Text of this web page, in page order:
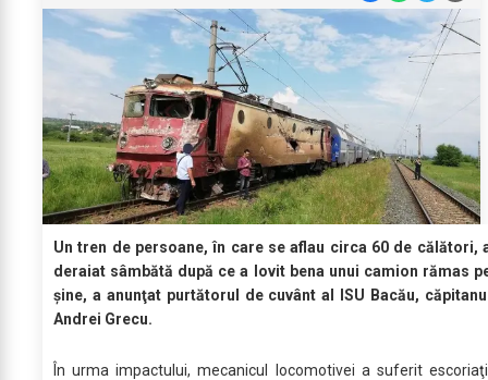
Un tren de persoane, în care se aflau circa 60 de călători,
deraiat sâmbătă după ce a lovit bena unui camion rămas
şine, a anunţat purtătorul de cuvânt al ISU Bacău,
Andrei Grecu.
În urma impactului, mecanicul locomotivei a suferit